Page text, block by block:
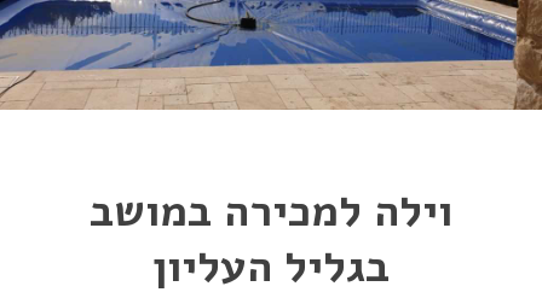
וילה למכירה במושב
בגליל העליון